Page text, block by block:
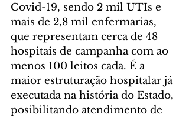
Covid-19, sendo 2 mil UTIs e
mais de 2,8 mil enfermarias,
que representam cerca de 48
hospitais de campanha com ao
menos 100 leitos cada. É a
maior estruturação hospitalar já
executada na história do Estado,
posibilitando atendimento de